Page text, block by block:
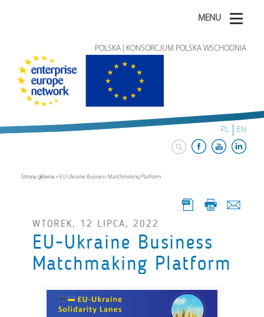
MENU
POLSKA | KONSORCJUM POLSKA WSCHODNIA
PL EN
Strona główna » EU-Ukraine Business Matchmaking Platform
WTOREK, 12 LIPCA, 2022
EU-Ukraine Business
Matchmaking Platform